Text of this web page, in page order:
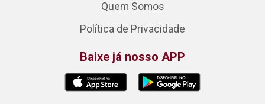
Quem Somos
Política de Privacidade
Baixe já nosso APP